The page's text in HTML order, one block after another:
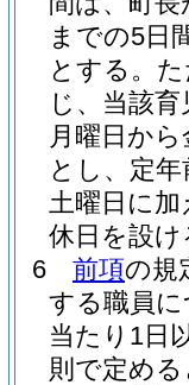
までの5日
とする。
じ、当該
月曜日か
とし、定
土曜日に
休日を設
6
前項の規
する職員
当たり1日
則で定め